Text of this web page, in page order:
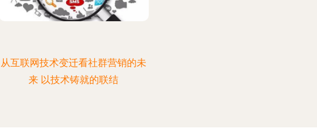
从互联网技术变迁看社群营销的未
来 以技术铸就的联结